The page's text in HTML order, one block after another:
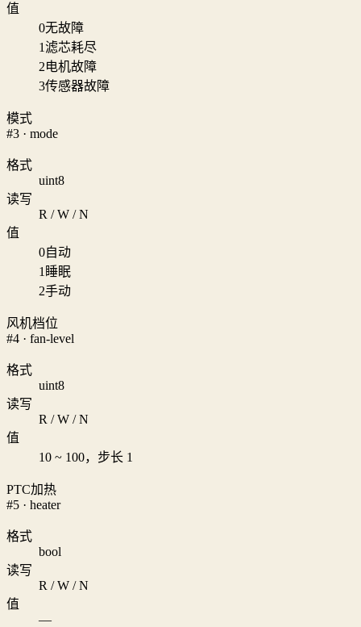
值
0无故障
1滤芯耗尽
2电机故障
3传感器故障
模式
#3 · mode
格式
uint8
读写
R / W / N
值
0自动
1 睡眠
2手动
风机档位
#4 · fan-level
格式
uint8
读写
R / W / N
值
10 ~ 100，步长 1
PTC加热
#5 · heater
格式
bool
读写
R / W / N
值
—